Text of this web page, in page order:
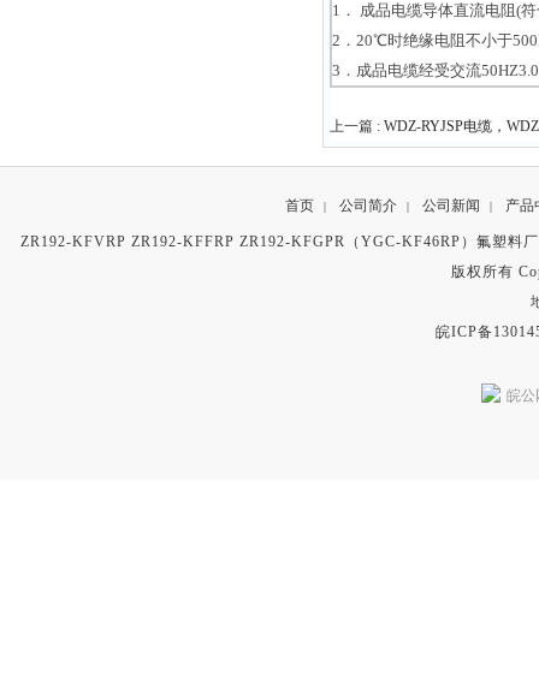
1． 成品电缆导体直流电阻(
2．20℃时绝缘电阻不小于
3．成品电缆经受交流
上一篇 : WDZ-RYJSP电缆，
首页 | 公司简介 | 公司新闻 | 产品
ZR192-KFVRP ZR192-KFFRP ZR192-KFGPR（YGC-KF46RP）氟塑料
版权所有
皖ICP备
皖公